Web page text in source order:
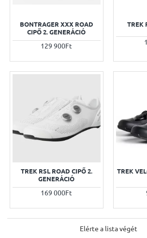
BONTRAGER XXX ROAD
CIPŐ 2. GENERÁCIÓ
129 900Ft
TREK
TREK RSL ROAD CIPŐ 2.
GENERÁCIÓ
169 000Ft
TREK
Elérte a lista végét